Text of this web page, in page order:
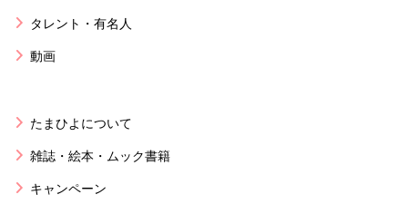
タレント・有名人
動画
たまひよについて
雑誌・絵本・ムック書籍
キャンペーン